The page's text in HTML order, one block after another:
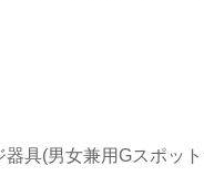
具(男女兼用Gスポッ